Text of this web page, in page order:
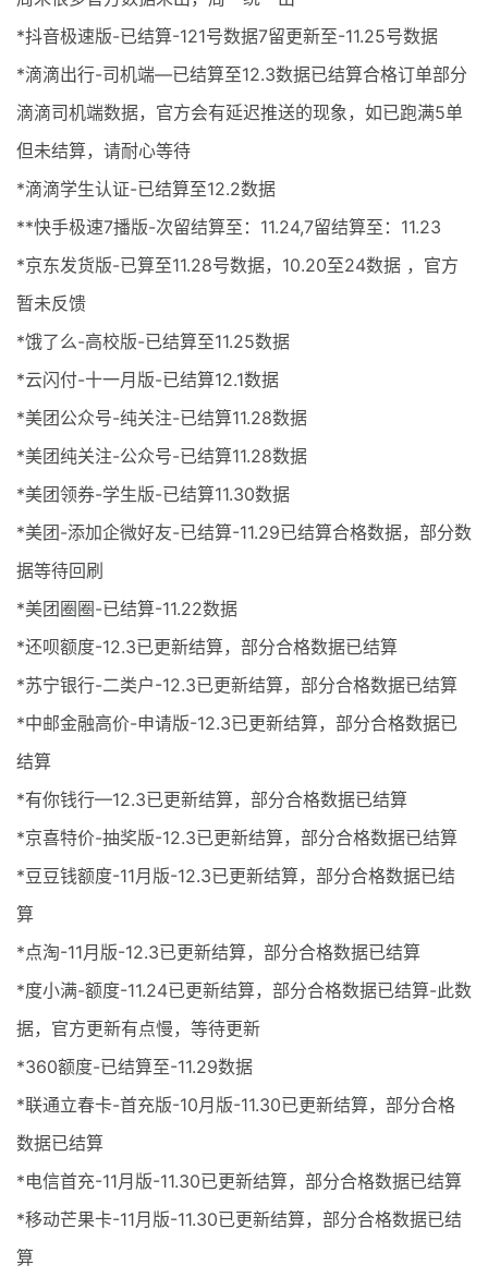
*抖音极速版-已结算-121号数据7留更新至-11.25号数据
*滴滴出行-司机端—已结算至12.3数据已结算合格订单部分
滴滴司机端数据，官方会有延迟推送的现象，如已跑满5单
但未结算，请耐心等待
*滴滴学生认证-已结算至12.2数据
**快手极速7播版-次留结算至：11.24,7留结算至：11.23
*京东发货版-已算至11.28号数据，10.20至24数据 ，官方
暂未反馈
*饿了么-高校版-已结算至11.25数据
*云闪付-十一月版-已结算12.1数据
*美团公众号-纯关注-已结算11.28数据
*美团纯关注-公众号-已结算11.28数据
*美团领券-学生版-已结算11.30数据
*美团-添加企微好友-已结算-11.29已结算合格数据，部分数
据等待回刷
*美团圈圈-已结算-11.22数据
*还呗额度-12.3已更新结算，部分合格数据已结算
*苏宁银行-二类户-12.3已更新结算，部分合格数据已结算
*中邮金融高价-申请版-12.3已更新结算，部分合格数据已
结算
*有你钱行—12.3已更新结算，部分合格数据已结算
*京喜特价-抽奖版-12.3已更新结算，部分合格数据已结算
*豆豆钱额度-11月版-12.3已更新结算，部分合格数据已结
算
*点淘-11月版-12.3已更新结算，部分合格数据已结算
*度小满-额度-11.24已更新结算，部分合格数据已结算-此数
据，官方更新有点慢，等待更新
*360额度-已结算至-11.29数据
*联通立春卡-首充版-10月版-11.30已更新结算，部分合格
数据已结算
*电信首充-11月版-11.30已更新结算，部分合格数据已结算
*移动芒果卡-11月版-11.30已更新结算，部分合格数据已结
算